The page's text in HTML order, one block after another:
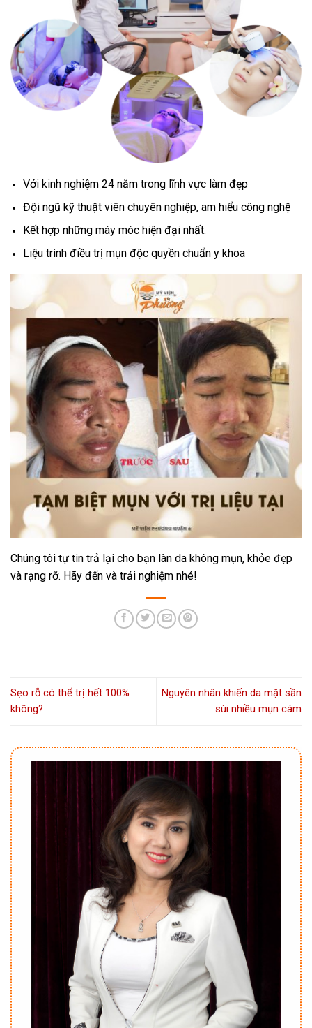
Với kinh nghiệm 24 năm trong lĩnh vực làm đẹp
Đội ngũ kỹ thuật viên chuyên nghiệp, am hiểu công nghệ
Kết hợp những máy móc hiện đại nhất.
Liệu trình điều trị mụn độc quyền chuẩn y khoa
Chúng tôi tự tin trả lại cho bạn làn da không mụn, khỏe đẹp
và rạng rỡ. Hãy đến và trải nghiệm nhé!
Sẹo rỗ có thể trị hết 100%
không?
Nguyên nhân khiến da mặt sần
sùi nhiều mụn cám